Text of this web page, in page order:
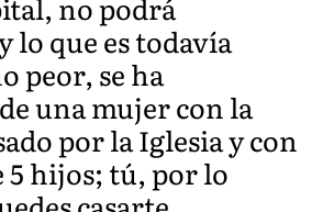
no podrá
lo que es todavía
peor, se ha
una mujer con la
por la Iglesia y con
5 hijos; tú, por lo